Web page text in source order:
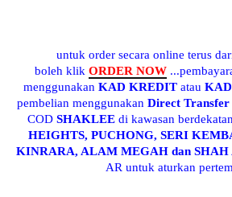
untuk order secara online terus
boleh klik ORDER NOW
menggunakan KAD KREDIT atau
pembelian menggunakan Direct Transfer
COD SHAKLEEdi kawasan
HEIGHTS, PUCHONG, SERI
KINRARA, ALAM MEGAH dan
AR untuk aturkan